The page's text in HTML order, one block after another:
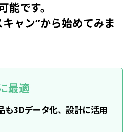
能です。
ャン”から始めてみま
最適
も3Dデータ化、設計に活用